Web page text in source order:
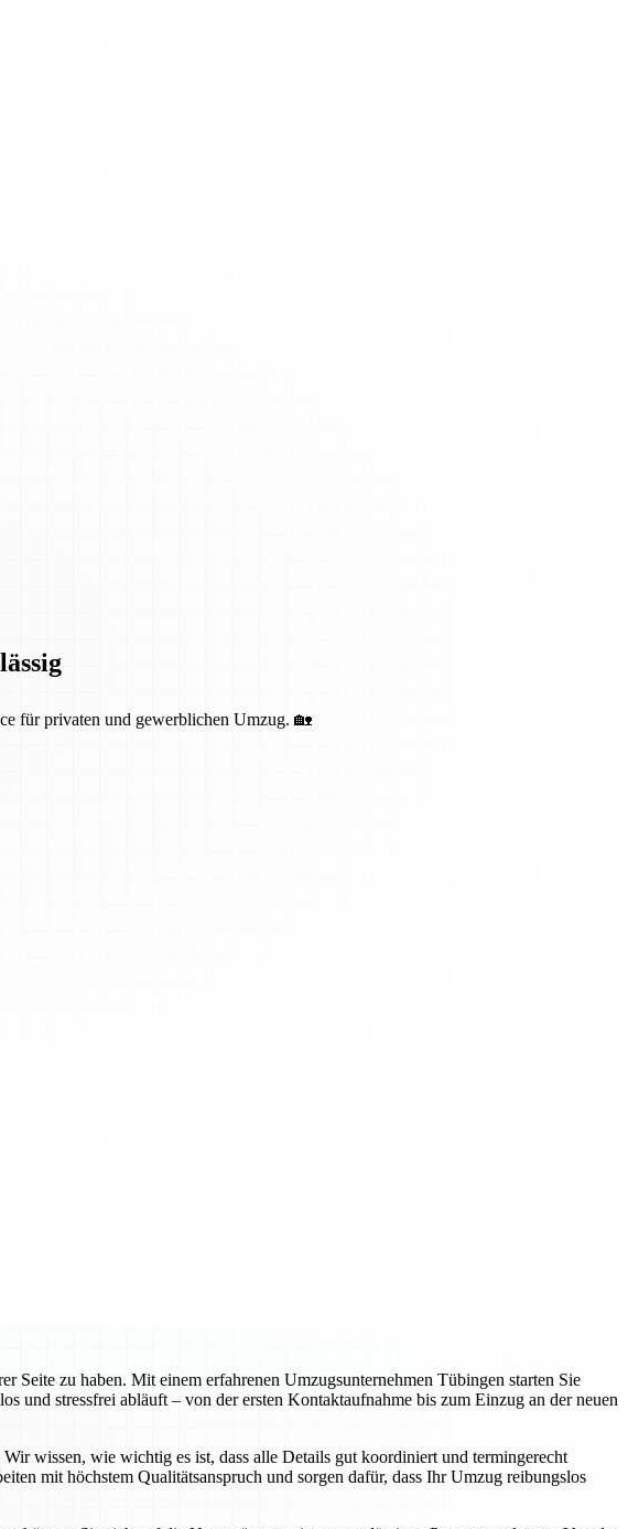
für privaten und gewerblichen Umzug. 🏡
zu haben. Mit einem erfahrenen Umzugsunternehmen Tübingen starten Sie
und stressfrei abläuft – von der ersten Kontaktaufnahme bis zum Einzug an der neuen
wissen, wie wichtig es ist, dass alle Details gut koordiniert und termingerecht
mit höchstem Qualitätsanspruch und sorgen dafür, dass Ihr Umzug reibungslos